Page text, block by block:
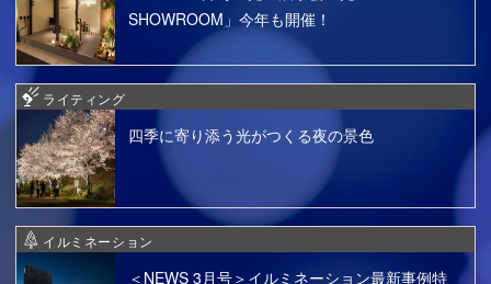
SHOWROOM」今年も開催！
ライティング
四季に寄り添う光がつくる夜の景色
イルミネーション
＜NEWS 3月号＞イルミネーション最新事例特